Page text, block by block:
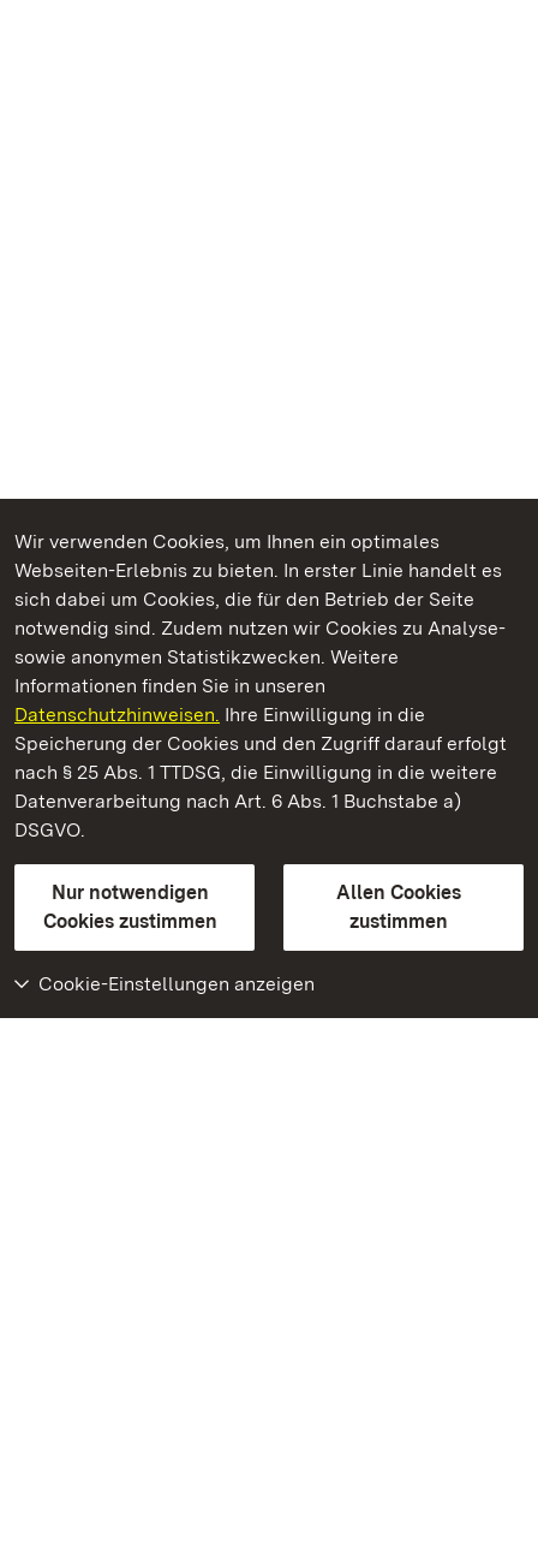
Wir verwenden Cookies, um Ihnen ein optimales
Webseiten-Erlebnis zu bieten. In erster Linie handelt es
sich dabei um Cookies, die für den Betrieb der Seite
notwendig sind. Zudem nutzen wir Cookies zu Analyse-
sowie anonymen Statistikzwecken. Weitere
Informationen finden Sie in unseren
Datenschutzhinweisen. Ihre Einwilligung in die
Speicherung der Cookies und den Zugriff darauf erfolgt
nach § 25 Abs. 1 TTDSG, die Einwilligung in die weitere
Datenverarbeitung nach Art. 6 Abs. 1 Buchstabe a)
DSGVO.
Nur notwendigen
Cookies zustimmen
Allen Cookies
zustimmen
Cookie-Einstellungen anzeigen
Kommen. Staunen. Genießen.
Residenzschloss Ludwigsburg
Staatliche Schlösser und Gärten Baden-Württemberg
Kontakt
GebärdenspracheLeichte Sprache
Erklärung zur Barrierefreiheit
BITV-konform (geprüfte Seiten)
Weiteres